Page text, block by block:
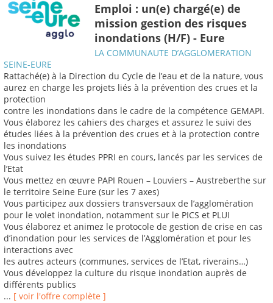
Emploi : un(e) chargé(e) de
mission gestion des risques
inondations (H/F) - Eure
LA COMMUNAUTE D’AGGLOMERATION
SEINE-EURE
Rattaché(e) à la Direction du Cycle de l’eau et de la nature, vous
aurez en charge les projets liés à la prévention des crues et la
protection
contre les inondations dans le cadre de la compétence GEMAPI.
Vous élaborez les cahiers des charges et assurez le suivi des
études liées à la prévention des crues et à la protection contre
les inondations
Vous suivez les études PPRI en cours, lancés par les services de
l’Etat
Vous mettez en œuvre PAPI Rouen – Louviers – Austreberthe sur
le territoire Seine Eure (sur les 7 axes)
Vous participez aux dossiers transversaux de l’agglomération
pour le volet inondation, notamment sur le PICS et PLUI
Vous élaborez et animez le protocole de gestion de crise en cas
d’inondation pour les services de l’Agglomération et pour les
interactions avec
les autres acteurs (communes, services de l’Etat, riverains…)
Vous développez la culture du risque inondation auprès de
différents publics
... [ voir l'offre complète ]